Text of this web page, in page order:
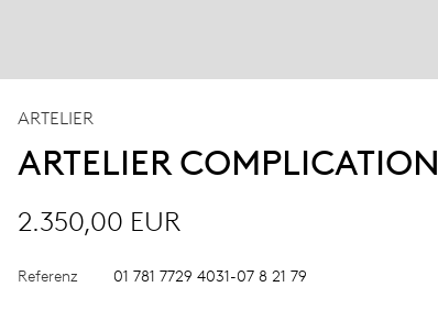
ARTELIER
ARTELIER COMPLICATION
2.350,00 EUR
Referenz 01 781 7729 4031-07 8 21 79